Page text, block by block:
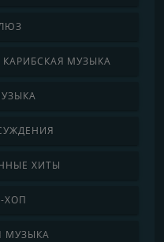
МУЗЫКА
ХИТЫ
ХОП
МУЗЫКА